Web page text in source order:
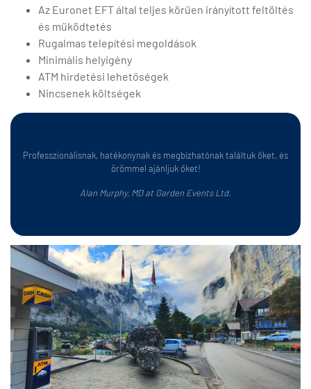
Az Euronet EFT által teljes körűen irányított feltöltés
és működtetés
Rugalmas telepítési megoldások
Minimális helyigény
ATM hirdetési lehetőségek
Nincsenek költségek
Professzionálisnak, hatékonynak és megbízhatónak találtuk őket, és
örömmel ajánljuk őket!
Alan Murphy, MD at Garden Events Ltd.